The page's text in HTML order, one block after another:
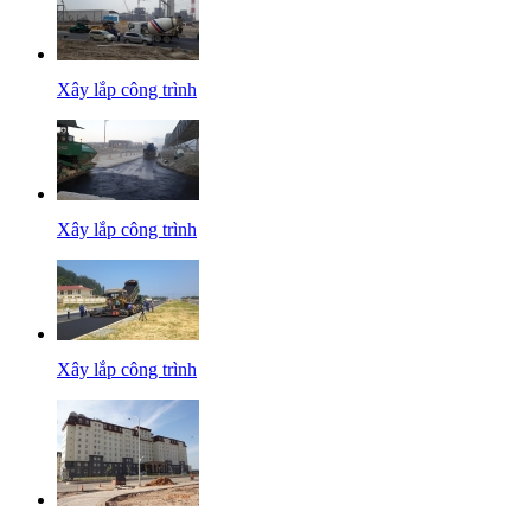
Xây lắp công trình
Xây lắp công trình
Xây lắp công trình